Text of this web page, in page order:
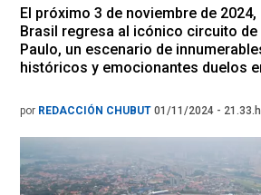
El próximo 3 de noviembre de
Brasil regresa al icónico circuito de
Paulo, un escenario de
históricos y emocionantes duelos
por REDACCIÓN CHUBUT 01/11/2024 -